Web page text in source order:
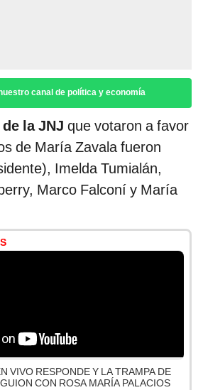
canal de política y economía
la JNJ que votaron a favor
de María Zavala fueron
Imelda Tumialán,
Marco Falconí y María
VIVO RESPONDE Y LA TRAMPA DE
CON ROSA MARÍA PALACIOS